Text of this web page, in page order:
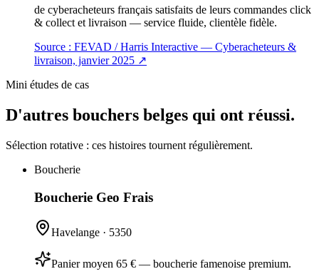
de cyberacheteurs français satisfaits de leurs commandes click
& collect et livraison — service fluide, clientèle fidèle.
Source : FEVAD / Harris Interactive — Cyberacheteurs &
livraison, janvier 2025 ↗
Mini études de cas
D'autres bouchers belges qui ont réussi.
Sélection rotative : ces histoires tournent régulièrement.
Boucherie
Boucherie Geo Frais
Havelange · 5350
Panier moyen 65 € — boucherie famenoise premium.